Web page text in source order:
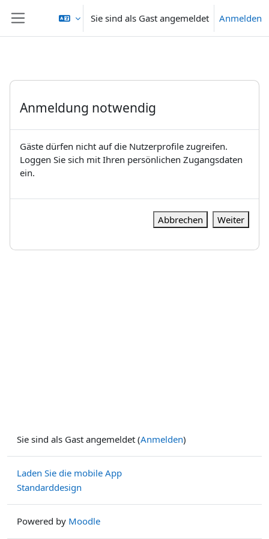
Website-Übersicht
Sie sind als Gast angemeldet Anmelden
Anmeldung notwendig
Gäste dürfen nicht auf die Nutzerprofile zugreifen.
Loggen Sie sich mit Ihren persönlichen Zugangsdaten
ein.
Abbrechen Weiter
Sie sind als Gast angemeldet (Anmelden)
Laden Sie die mobile App
Standarddesign
Powered by Moodle